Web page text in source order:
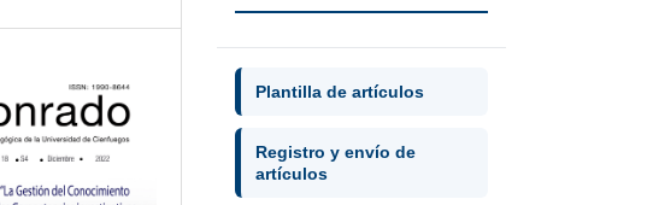
Plantilla de artículos
Registro y envío de
artículos